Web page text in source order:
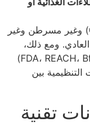
الطين العضوي مُصنَّف غير ضارّ (GHS/CLP) وغير مسرطن وغير
ومع ذلك،
يجب التحقق من لوائح الترخيص المحددة (FDA، REACH، BfR)
بين
تقنية